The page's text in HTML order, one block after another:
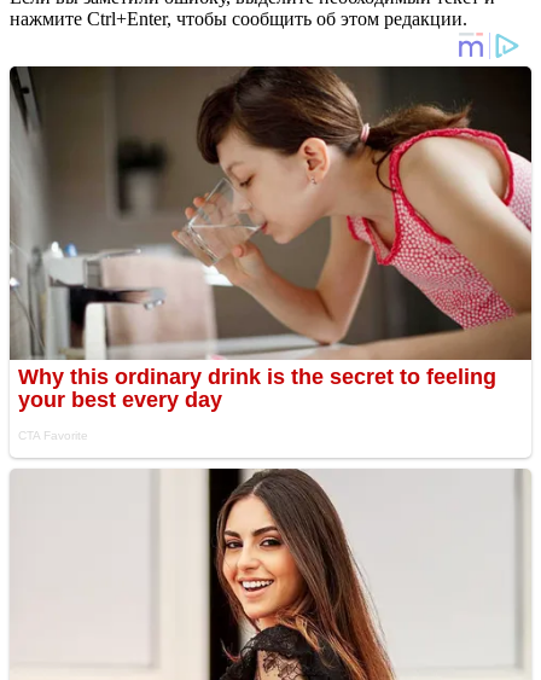
нажмите Ctrl+Enter, чтобы сообщить об этом редакции.